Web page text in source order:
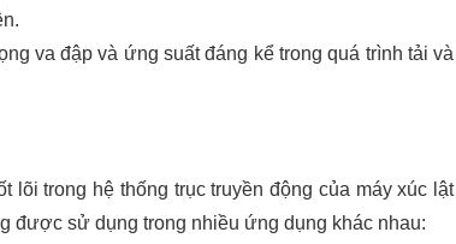
va đập và ứng suất đáng kể trong quá trình tải và
trong hệ thống trục truyền động của máy xúc lật
được sử dụng trong nhiều ứng dụng khác nhau: